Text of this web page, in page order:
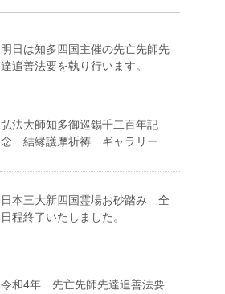
明日は知多四国主催の先亡先師先
達追善法要を執り行います。
弘法大師知多御巡錫千二百年記
念 結縁護摩祈祷 ギャラリー
日本三大新四国霊場お砂踏み 全
日程終了いたしました。
令和4年 先亡先師先達追善法要